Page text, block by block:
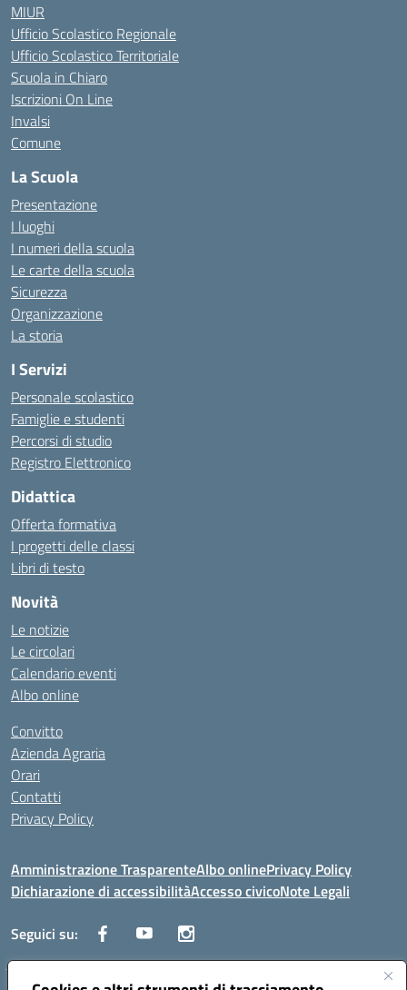
MIUR
Ufficio Scolastico Regionale
Ufficio Scolastico Territoriale
Scuola in Chiaro
Iscrizioni On Line
Invalsi
Comune
La Scuola
Presentazione
I luoghi
I numeri della scuola
Le carte della scuola
Sicurezza
Organizzazione
La storia
I Servizi
Personale scolastico
Famiglie e studenti
Percorsi di studio
Registro Elettronico
Didattica
Offerta formativa
I progetti delle classi
Libri di testo
Novità
Le notizie
Le circolari
Calendario eventi
Albo online
Convitto
Azienda Agraria
Orari
Contatti
Privacy Policy
Amministrazione TrasparenteAlbo onlinePrivacy Policy
Dichiarazione di accessibilitàAccesso civicoNote Legali
Seguici su: